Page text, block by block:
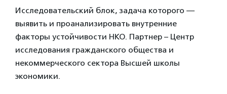
Исследовательский блок, задача которого —
выявить и проанализировать внутренние
факторы устойчивости НКО. Партнер – Центр
исследования гражданского общества и
некоммерческого сектора Высшей школы
экономики.